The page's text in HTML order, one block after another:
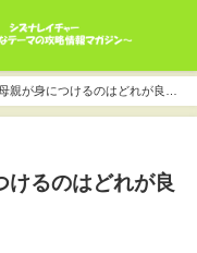
親が身につけるのはどれが良
けるのはどれが良